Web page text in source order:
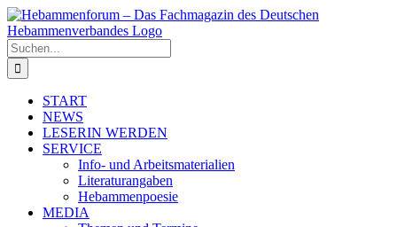
Zum
Inhalt
springen
Suche
nach:
START
NEWS
LESERIN WERDEN
SERVICE
Info- und Arbeitsmaterialien
Literaturangaben
Hebammenpoesie
MEDIA